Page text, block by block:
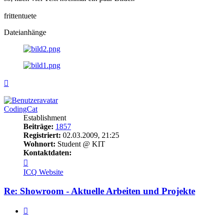
frittentuete
Dateianhänge
CodingCat
Establishment
Beiträge: 1857
Registriert: 02.03.2009, 21:25
Wohnort: Student @ KIT
Kontaktdaten:
von
CodingCat
ICQ Website
Re: Showroom - Aktuelle Arbeiten und Projekte